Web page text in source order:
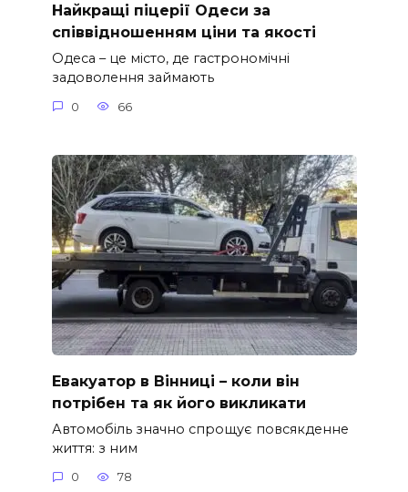
Найкращі піцерії Одеси за
співвідношенням ціни та якості
Одеса – це місто, де гастрономічні
задоволення займають
0 66
Евакуатор в Вінниці – коли він
потрібен та як його викликати
Автомобіль значно спрощує повсякденне
життя: з ним
0 78